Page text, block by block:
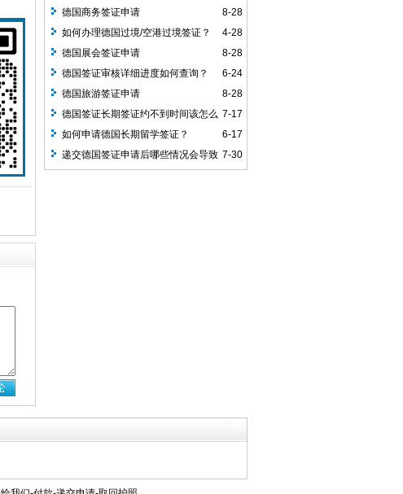
8-28
德国商务签证申请
4-28
如何办理德国过境/空港过境签证？
8-28
德国展会签证申请
6-24
德国签证审核详细进度如何查询？
8-28
德国旅游签证申请
7-17
德国签证长期签证约不到时间该怎么
办？
6-17
如何申请德国长期留学签证？
7-30
递交德国签证申请后哪些情况会导致